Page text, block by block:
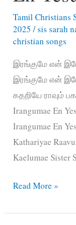
Tamil Christians
2025/sis sarah
christian songs
இரங்குமே என்
இரங்குமே என்
கதறியே ராவும்
Irangumae En
Irangumae En
Kathariyae
Kaelumae Sister
இரங்குமே
இயேசுவே
Read More »